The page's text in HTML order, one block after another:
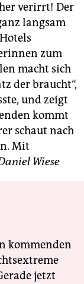
verirrt! Der
langsam
zum
macht sich
der braucht“,
und zeigt
kommt
schaut nach
Mit
Wiese
kommenden
jetzt